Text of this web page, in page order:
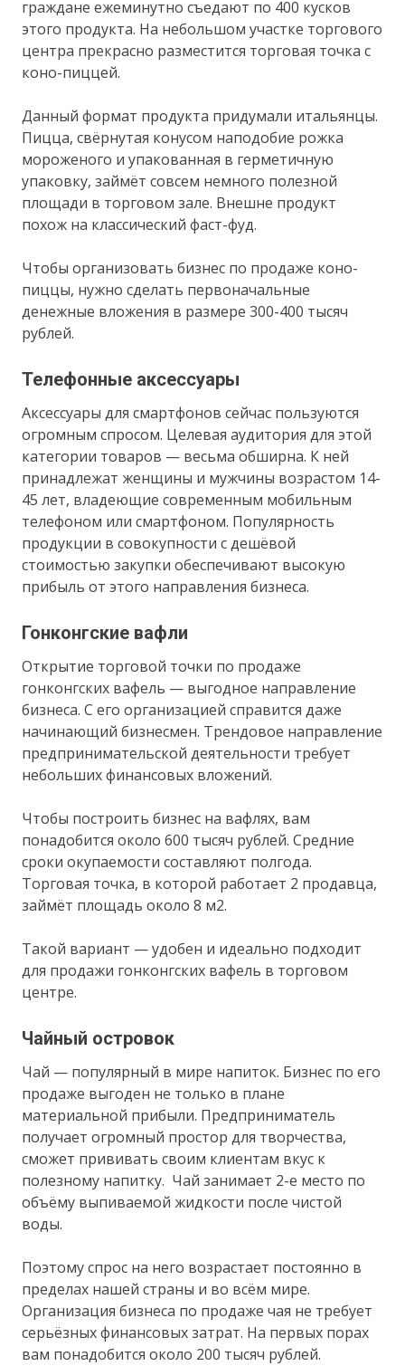
граждане ежеминутно съедают по 400 кусков
этого продукта. На небольшом участке торгового
центра прекрасно разместится торговая точка с
коно-пиццей.
Данный формат продукта придумали итальянцы.
Пицца, свёрнутая конусом наподобие рожка
мороженого и упакованная в герметичную
упаковку, займёт совсем немного полезной
площади в торговом зале. Внешне продукт
похож на классический фаст-фуд.
Чтобы организовать бизнес по продаже коно-
пиццы, нужно сделать первоначальные
денежные вложения в размере 300-400 тысяч
рублей.
Телефонные аксессуары
Аксессуары для смартфонов сейчас пользуются
огромным спросом. Целевая аудитория для этой
категории товаров — весьма обширна. К ней
принадлежат женщины и мужчины возрастом 14-
45 лет, владеющие современным мобильным
телефоном или смартфоном. Популярность
продукции в совокупности с дешёвой
стоимостью закупки обеспечивают высокую
прибыль от этого направления бизнеса.
Гонконгские вафли
Открытие торговой точки по продаже
гонконгских вафель — выгодное направление
бизнеса. С его организацией справится даже
начинающий бизнесмен. Трендовое направление
предпринимательской деятельности требует
небольших финансовых вложений.
Чтобы построить бизнес на вафлях, вам
понадобится около 600 тысяч рублей. Средние
сроки окупаемости составляют полгода.
Торговая точка, в которой работает 2 продавца,
займёт площадь около 8 м2.
Такой вариант — удобен и идеально подходит
для продажи гонконгских вафель в торговом
центре.
Чайный островок
Чай — популярный в мире напиток. Бизнес по его
продаже выгоден не только в плане
материальной прибыли. Предприниматель
получает огромный простор для творчества,
сможет прививать своим клиентам вкус к
полезному напитку. Чай занимает 2-е место по
объёму выпиваемой жидкости после чистой
воды.
Поэтому спрос на него возрастает постоянно в
пределах нашей страны и во всём мире.
Организация бизнеса по продаже чая не требует
серьёзных финансовых затрат. На первых порах
вам понадобится около 200 тысяч рублей.